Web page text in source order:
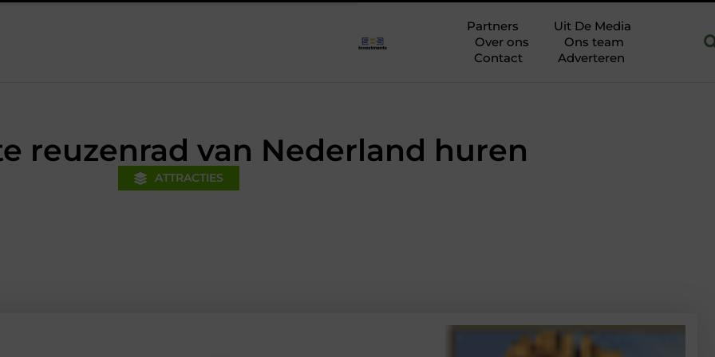
voorsprong voor jouw mkb-bedrijf met een boekhouder in Hoofddorp
Partners
Uit De Media
Over ons
Ons team
Contact
Adverteren
reuzenrad van Nederland huren
ATTRACTIES